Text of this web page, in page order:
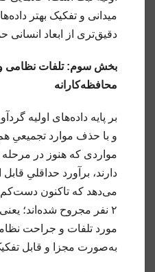
میدانی و تفکیک بهتر
دقیق‌تری از ابعاد
بخش سوم: تلفات نظامی و
محافظه‌کارانه
بر پایه داده‌های اولیه
و با حذف موارد تجمیعیِ
مواردی که هنوز در
دارند، برآورد حداقلیِ
مورد تلفات و جراحت
به‌صورت مجزا و قابل